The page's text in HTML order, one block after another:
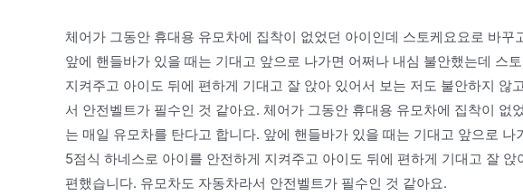
체어가 그동안 휴대용 유모차에 집착이 없었던 아이인데 스토케요요로 바꾸
앞에 핸들바가 있을 때는 기대고 앞으로 나가면 어쩌나 내심 불안했는데 스
지켜주고 아이도 뒤에 편하게 기대고 잘 앉아 있어서 보는 저도 불안하지 않
서 안전벨트가 필수인 것 같아요. 체어가 그동안 휴대용 유모차에 집착이 없
는 매일 유모차를 탄다고 합니다. 앞에 핸들바가 있을 때는 기대고 앞으로
5점식 하네스로 아이를 안전하게 지켜주고 아이도 뒤에 편하게 기대고 잘
편했습니다. 유모차도 자동차라서 안전벨트가 필수인 것 같아요.